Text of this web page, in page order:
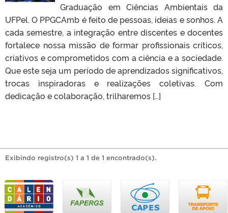
Graduação em Ciências Ambientais da
UFPel. O PPGCAmb é feito de pessoas, ideias e sonhos. A
cada semestre, a integração entre discentes e docentes
fortalece nossa missão de formar profissionais críticos,
criativos e comprometidos com a ciência e a sociedade.
Que este seja um período de aprendizados significativos,
trocas inspiradoras e realizações coletivas. Com
dedicação e colaboração, trilharemos […]
Exibindo registro(s) 1 a 1 de 1 encontrado(s).